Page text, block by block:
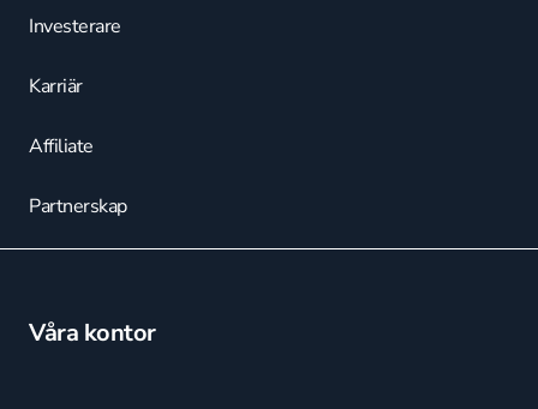
Investerare
Karriär
Affiliate
Partnerskap
Våra kontor